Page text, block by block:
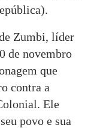
Zumbi, líder
de novembro
que
contra a
Ele
povo e sua